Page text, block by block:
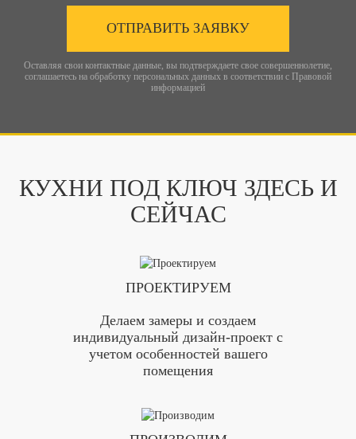
ОТПРАВИТЬ ЗАЯВКУ
Оставляя свои контактные данные, вы подтверждаете свое совершеннолетие,
соглашаетесь на обработку персональных данных в соответствии с Правовой
информацией
КУХНИ ПОД КЛЮЧ ЗДЕСЬ И
СЕЙЧАС
ПРОЕКТИРУЕМ
Делаем замеры и создаем
индивидуальный дизайн-проект с
учетом особенностей вашего
помещения